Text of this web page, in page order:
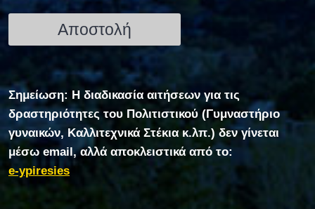
Σημείωση: Η διαδικασία αιτήσεων για τις
δραστηριότητες του Πολιτιστικού (Γυμναστήριο
γυναικών, Καλλιτεχνικά Στέκια κ.λπ.) δεν γίνεται
μέσω email, αλλά αποκλειστικά από το:
e-ypiresies